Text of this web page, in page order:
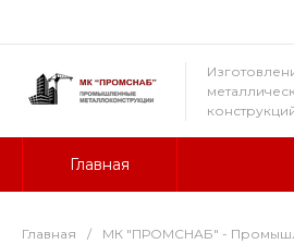
Главная
Главная / МК "ПРОМСНАБ" -